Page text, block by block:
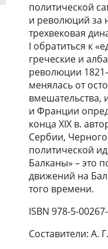
политической
и революций за
трехвековая
I обратиться к
греческие и
революции
менялась от
вмешательства,
и Франции
конца XIX в.
Сербии,
политической
Балканы» – это
движений на
того времени.
ISBN 978-5-
Составители: А.